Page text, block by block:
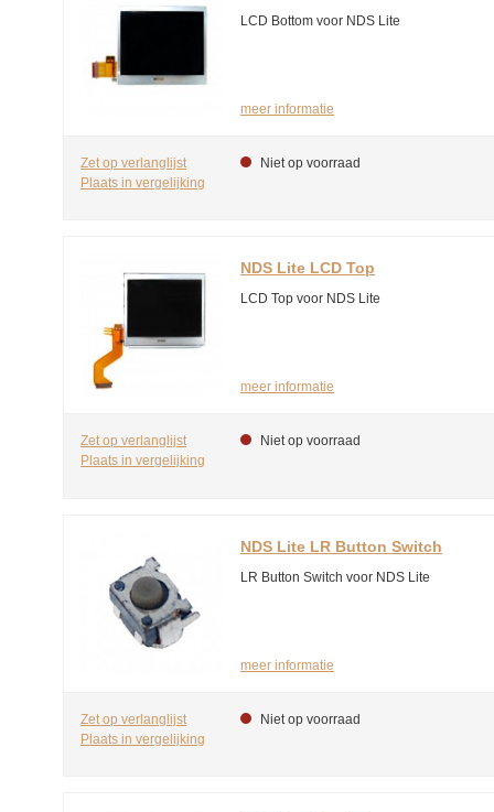
LCD Bottom voor NDS Lite
meer informatie
Zet op verlanglijst
Plaats in vergelijking
Niet op voorraad
NDS Lite LCD Top
LCD Top voor NDS Lite
meer informatie
Zet op verlanglijst
Plaats in vergelijking
Niet op voorraad
NDS Lite LR Button Switch
LR Button Switch voor NDS Lite
meer informatie
Zet op verlanglijst
Plaats in vergelijking
Niet op voorraad